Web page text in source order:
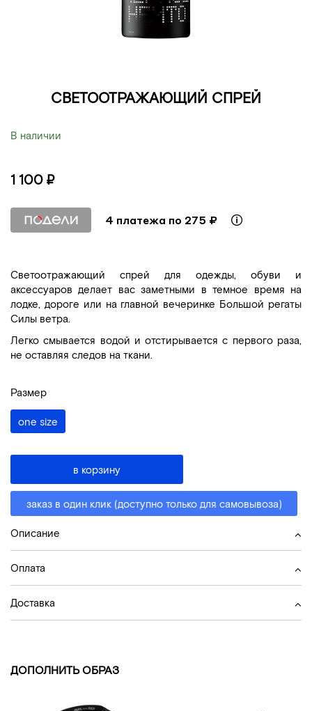
СВЕТООТРАЖАЮЩИЙ СПРЕЙ
В наличии
1 100 ₽
4 платежа по 275 ₽
Светоотражающий спрей для одежды, обуви и
аксессуаров делает вас заметными в темное время на
лодке, дороге или на главной вечеринке Большой регаты
Силы ветра.
Легко смывается водой и отстирывается с первого раза,
не оставляя следов на ткани.
Размер
one size
в корзину
заказ в один клик (доступно только для самовывоза)
Описание
Оплата
Доставка
ДОПОЛНИТЬ ОБРАЗ